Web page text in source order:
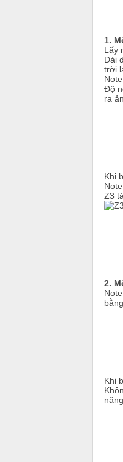
1.
Lấy
Dải
trời
Độ
ra
Khi
Z3
2.
Khi